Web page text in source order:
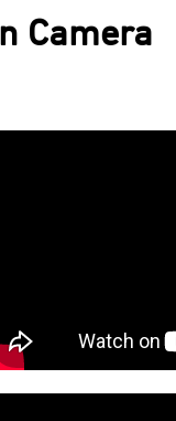
Camera